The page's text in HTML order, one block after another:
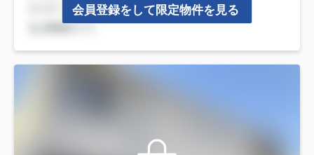
会員登録をして限定物件を見る